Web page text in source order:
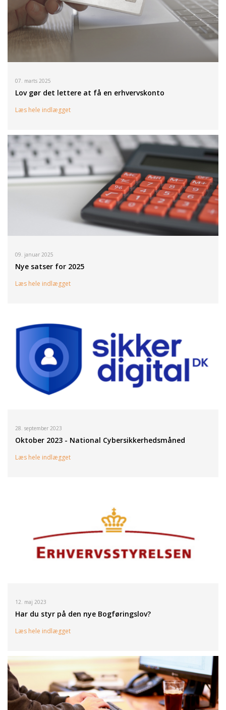
07. marts 2025
Lov gør det lettere at få en erhvervskonto
Læs hele indlægget
09. januar 2025
Nye satser for 2025
Læs hele indlægget
28. september 2023
Oktober 2023 - National Cybersikkerhedsmåned
Læs hele indlægget
12. maj 2023
Har du styr på den nye Bogføringslov?
Læs hele indlægget